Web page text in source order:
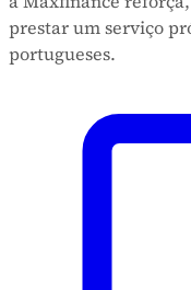
prestar um serviço
portugueses.